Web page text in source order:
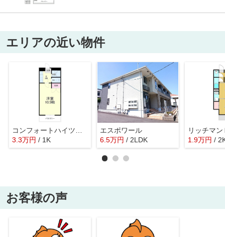
エリアの近い物件
3.3万円 / 1K
エスポワール
6.5万円 / 2LDK
リッチマ
1.9万円 /
お客様の声